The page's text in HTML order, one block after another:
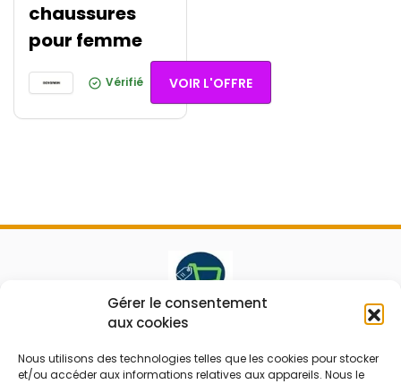
Gérer le consentement
aux cookies
Nous utilisons des technologies telles que les cookies pour stocker
et/ou accéder aux informations relatives aux appareils. Nous le
chaussures
pour femme
Vérifié VOIR L'OFFRE
Le prix peut être réduit !
Mes Bons Bonnes affaires